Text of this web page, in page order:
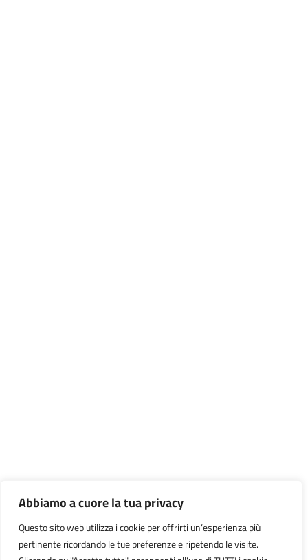
Abbiamo a cuore la tua privacy
Questo sito web utilizza i cookie per offrirti un’esperienza più
pertinente ricordando le tue preferenze e ripetendo le visite.